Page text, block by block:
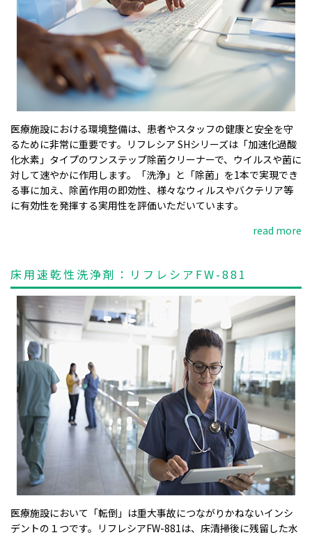
医療施設における環境整備は、患者やスタッフの健康と安全を守
るために非常に重要です。リフレシア SHシリーズは「加速化過酸
化水素」タイプのワンステップ除菌クリーナーで、ウイルスや菌に
対して速やかに作用します。「洗浄」と「除菌」を1本で実現でき
る事に加え、除菌作用の即効性、様々なウィルスやバクテリア等
に有効性を発揮する実用性を評価いただいています。
read more
床用速乾性洗浄剤：リフレシアFW-881
医療施設において「転倒」は重大事故につながりかねないインシ
デントの１つです。リフレシアFW-881は、床清掃後に残留した水